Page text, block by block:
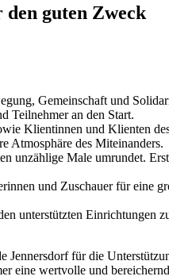
guten Zweck
Gemeinschaft und
Teilnehmer an den Start.
Klientinnen und Klienten
Atmosphäre des Miteinanders.
unzählige Male umrundet.
und Zuschauer für
unterstützten
für die
wertvolle und